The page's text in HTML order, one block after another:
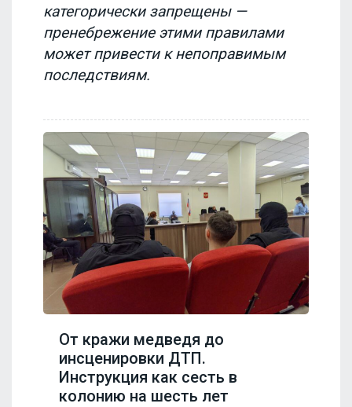
категорически запрещены —
пренебрежение этими правилами
может привести к непоправимым
последствиям.
От кражи медведя до
инсценировки ДТП.
Инструкция как сесть в
колонию на шесть лет